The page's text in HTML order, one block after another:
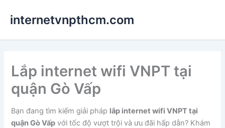
dung
internetvnpthcm.com
Lắp internet wifi VNPT tại
quận Gò Vấp
Bạn đang tìm kiếm giải pháp lắp internet wifi VNPT tại
quận Gò Vấp với tốc độ vượt trội và ưu đãi hấp dẫn? Khám